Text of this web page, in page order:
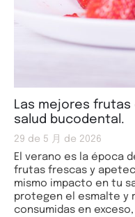
Las mejores frutas
salud bucodental.
29 de 5 月 de 2026
El verano es la época
frutas frescas y
mismo impacto en tu
protegen el esmalte y
consumidas en